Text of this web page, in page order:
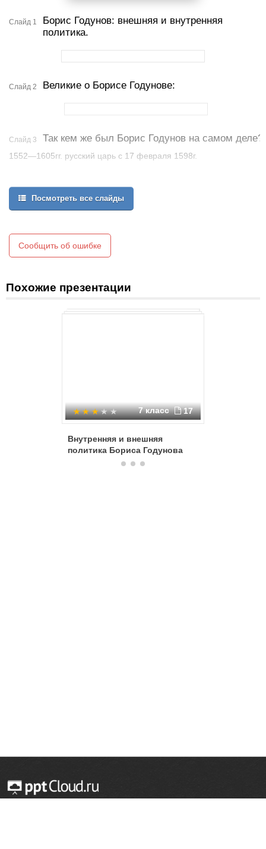
Слайд 1
Борис Годунов: внешняя и внутренняя
политика.
Слайд 2 Великие о Борисе Годунове:
Слайд 3 Так кем же был Борис Годунов на самом деле?
1552—1605гг. русский царь с 17 февраля 1598г.
Посмотреть все слайды
Сообщить об ошибке
Похожие презентации
7 класс 17
Внутренняя и внешняя
политика Бориса Годунова